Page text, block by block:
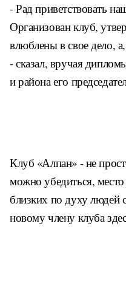
- Рад приветствовать
Организован клуб,
влюблены в свое дело,
- сказал, вручая
и района его
Клуб «Алпан» - не
можно убедиться,
близких по духу людей
новому члену клуба